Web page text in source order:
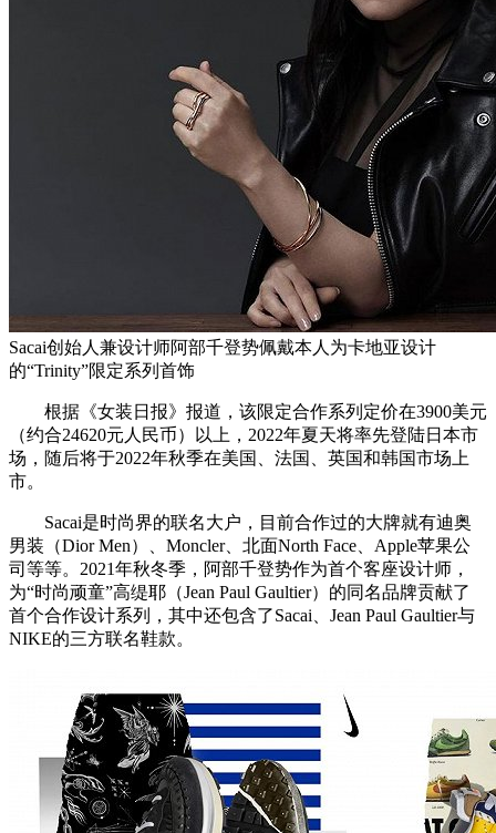
Sacai创始人兼设计师阿部千登势佩戴本人为卡地亚设计
的“Trinity”限定系列首饰
根据《女装日报》报道，该限定合作系列定价在3900美元
（约合24620元人民币）以上，2022年夏天将率先登陆日本市
场，随后将于2022年秋季在美国、法国、英国和韩国市场上
市。
Sacai是时尚界的联名大户，目前合作过的大牌就有迪奥
男装（Dior Men）、Moncler、北面North Face、Apple苹果公
司等等。2021年秋冬季，阿部千登势作为首个客座设计师，
为“时尚顽童”高缇耶（Jean Paul Gaultier）的同名品牌贡献了
首个合作设计系列，其中还包含了Sacai、Jean Paul Gaultier与
NIKE的三方联名鞋款。